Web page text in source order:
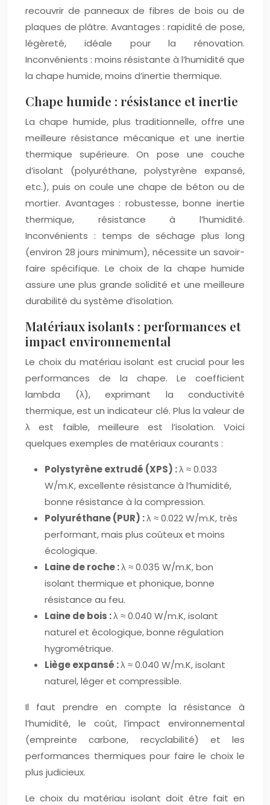
recouvrir de panneaux de fibres de bois ou de
plaques de plâtre. Avantages : rapidité de pose,
légèreté, idéale pour la rénovation.
Inconvénients : moins résistante à l’humidité que
la chape humide, moins d’inertie thermique.
Chape humide : résistance et inertie
La chape humide, plus traditionnelle, offre une
meilleure résistance mécanique et une inertie
thermique supérieure. On pose une couche
d’isolant (polyuréthane, polystyrène expansé,
etc.), puis on coule une chape de béton ou de
mortier. Avantages : robustesse, bonne inertie
thermique, résistance à l’humidité.
Inconvénients : temps de séchage plus long
(environ 28 jours minimum), nécessite un savoir-
faire spécifique. Le choix de la chape humide
assure une plus grande solidité et une meilleure
durabilité du système d’isolation.
Matériaux isolants : performances et
impact environnemental
Le choix du matériau isolant est crucial pour les
performances de la chape. Le coefficient
lambda (λ), exprimant la conductivité
thermique, est un indicateur clé. Plus la valeur de
λ est faible, meilleure est l’isolation. Voici
quelques exemples de matériaux courants :
Polystyrène extrudé (XPS) :λ ≈ 0.033
W/m.K, excellente résistance à l’humidité,
bonne résistance à la compression.
Polyuréthane (PUR) :λ ≈ 0.022 W/m.K, très
performant, mais plus coûteux et moins
écologique.
Laine de roche :λ ≈ 0.035 W/m.K, bon
isolant thermique et phonique, bonne
résistance au feu.
Laine de bois :λ ≈ 0.040 W/m.K, isolant
naturel et écologique, bonne régulation
hygrométrique.
Liège expansé :λ ≈ 0.040 W/m.K, isolant
naturel, léger et compressible.
Il faut prendre en compte la résistance à
l’humidité, le coût, l’impact environnemental
(empreinte carbone, recyclabilité) et les
performances thermiques pour faire le choix le
plus judicieux.
Le choix du matériau isolant doit être fait en